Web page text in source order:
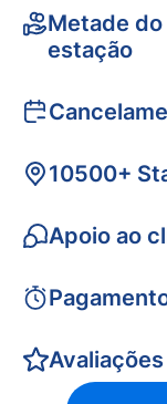
Metade
estação
10500+
Apoio ao